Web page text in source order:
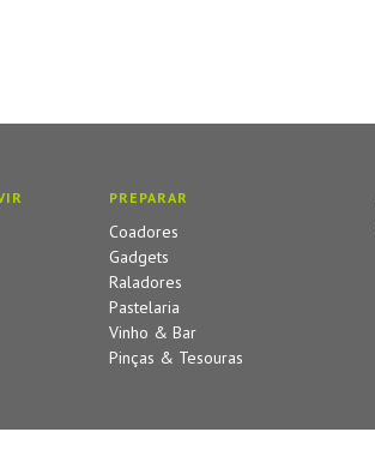
PREPARAR
Coadores
Gadgets
Raladores
Pastelaria
Vinho & Bar
Pinças & Tesouras